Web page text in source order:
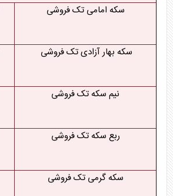
سکه امامی تک فروشی
سکه بهار آزادی تک فروشی
نیم سکه تک فروشی
ربع سکه تک فروشی
سکه گرمی تک فروشی